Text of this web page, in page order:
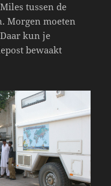
tussen de
Morgen moeten
kun je
bewaakt